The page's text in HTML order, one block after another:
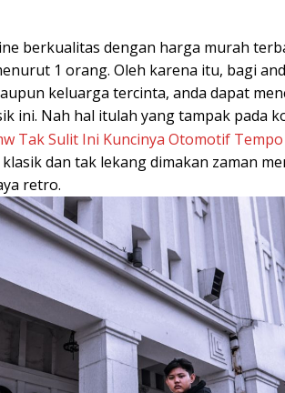
berkualitas dengan harga murah
1 orang. Oleh karena itu, bagi
keluarga tercinta, anda dapat
ini. Nah hal itulah yang tampak pada
dan tak lekang dimakan zaman
retro.